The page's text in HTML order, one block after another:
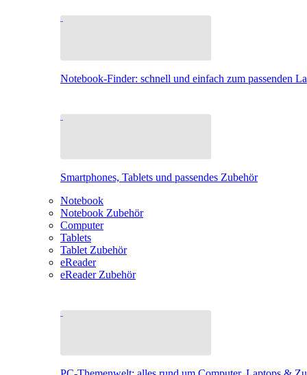
Notebook-Finder: schnell und einfach zum passenden
Smartphones, Tablets und passendes Zubehör
Notebook
Notebook Zubehör
Computer
Tablets
Tablet Zubehör
eReader
eReader Zubehör